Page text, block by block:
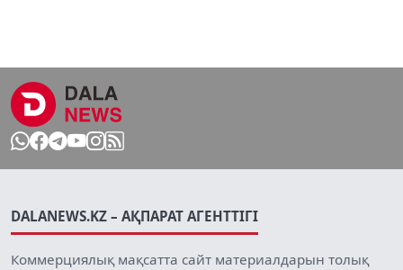
DALANEWS.KZ – АҚПАРАТ АГЕНТТІГІ
Коммерциялық мақсатта сайт материалдарын толық